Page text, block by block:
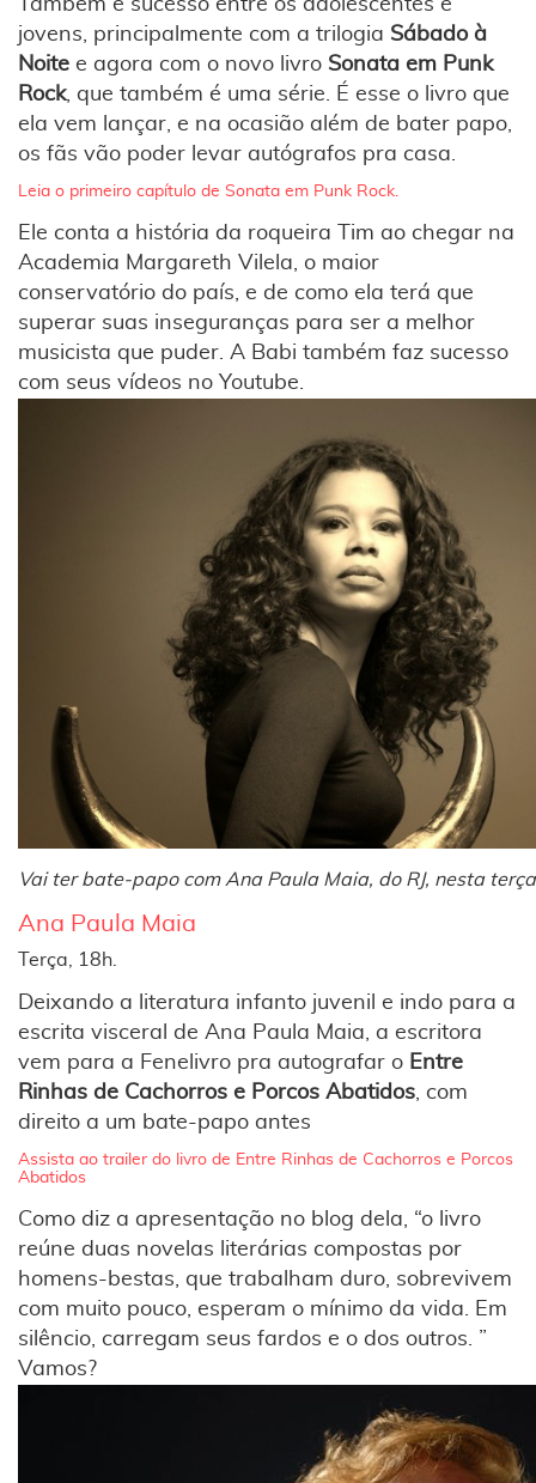
Também é sucesso entre os adolescentes e
jovens, principalmente com a trilogia Sábado à
Noite e agora com o novo livro Sonata em Punk
Rock, que também é uma série. É esse o livro que
ela vem lançar, e na ocasião além de bater papo,
os fãs vão poder levar autógrafos pra casa.
Leia o primeiro capítulo de Sonata em Punk Rock.
Ele conta a história da roqueira Tim ao chegar na
Academia Margareth Vilela, o maior
conservatório do país, e de como ela terá que
superar suas inseguranças para ser a melhor
musicista que puder. A Babi também faz sucesso
com seus vídeos no Youtube.
Vai ter bate-papo com Ana Paula Maia, do RJ, nesta terça
Ana Paula Maia
Terça, 18h.
Deixando a literatura infanto juvenil e indo para a
escrita visceral de Ana Paula Maia, a escritora
vem para a Fenelivro pra autografar o Entre
Rinhas de Cachorros e Porcos Abatidos, com
direito a um bate-papo antes
Assista ao trailer do livro de Entre Rinhas de Cachorros e Porcos
Abatidos
Como diz a apresentação no blog dela, “o livro
reúne duas novelas literárias compostas por
homens-bestas, que trabalham duro, sobrevivem
com muito pouco, esperam o mínimo da vida. Em
silêncio, carregam seus fardos e o dos outros. ”
Vamos?